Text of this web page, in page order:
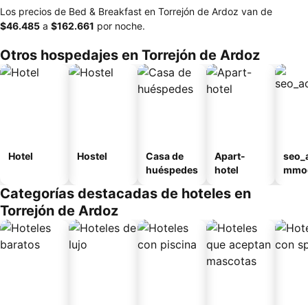
Los precios de Bed & Breakfast en Torrejón de Ardoz van de
‎$46.485 a ‎$162.661 por noche.
Otros hospedajes en Torrejón de Ardoz
Hotel Hostel
Casa de
huéspedes
Apart-
hotel
Categorías destacadas de hoteles en
Torrejón de Ardoz